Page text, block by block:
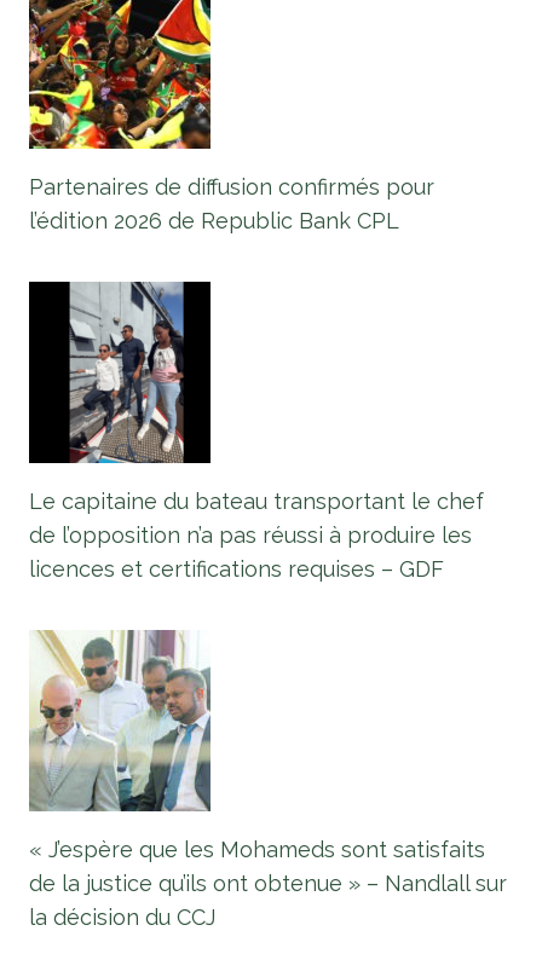
Partenaires de diffusion confirmés pour
l’édition 2026 de Republic Bank CPL
Le capitaine du bateau transportant le chef
de l’opposition n’a pas réussi à produire les
licences et certifications requises – GDF
« J’espère que les Mohameds sont satisfaits
de la justice qu’ils ont obtenue » – Nandlall sur
la décision du CCJ